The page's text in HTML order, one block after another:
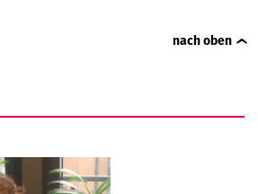
nach oben